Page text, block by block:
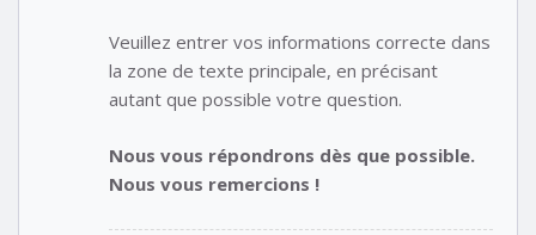
Veuillez entrer vos informations correcte dans
la zone de texte principale, en précisant
autant que possible votre question.
Nous vous répondrons dès que possible.
Nous vous remercions !